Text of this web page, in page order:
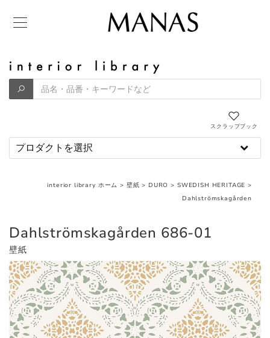
スクラップブック
interior library ホーム > 壁紙 > DURO > SWEDISH HERITAGE >
Dahlströmskagården
Dahlströmskagården 686-01
壁紙